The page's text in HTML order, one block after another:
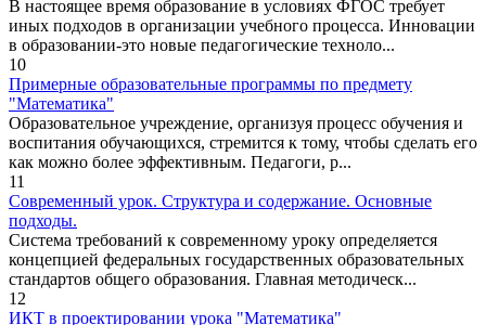
В настоящее время образование в условиях ФГОС требует
иных подходов в организации учебного процесса. Инновации
в образовании-это новые педагогические техноло...
10
Примерные образовательные программы по предмету
"Математика"
Образовательное учреждение, организуя процесс обучения и
воспитания обучающихся, стремится к тому, чтобы сделать его
как можно более эффективным. Педагоги, р...
11
Современный урок. Структура и содержание. Основные
подходы.
Система требований к современному уроку определяется
концепцией федеральных государственных образовательных
стандартов общего образования. Главная методическ...
12
ИКТ в проектировании урока "Математика"